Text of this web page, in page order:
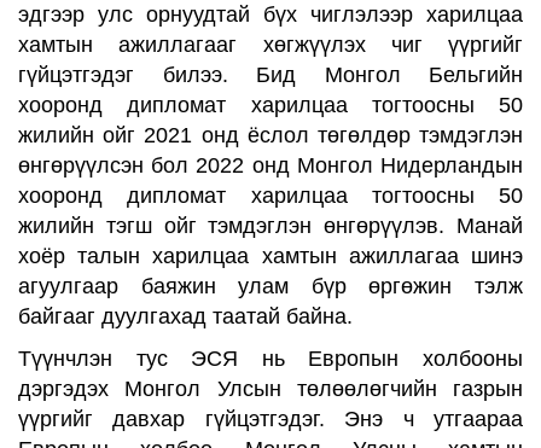
эдгээр улс орнуудтай бүх чиглэлээр харилцаа
хамтын ажиллагааг хөгжүүлэх чиг үүргийг
гүйцэтгэдэг билээ. Бид Монгол Бельгийн
хооронд дипломат харилцаа тогтоосны 50
жилийн ойг 2021 онд ёслол төгөлдөр тэмдэглэн
өнгөрүүлсэн бол 2022 онд Монгол Нидерландын
хооронд дипломат харилцаа тогтоосны 50
жилийн тэгш ойг тэмдэглэн өнгөрүүлэв. Манай
хоёр талын харилцаа хамтын ажиллагаа шинэ
агуулгаар баяжин улам бүр өргөжин тэлж
байгааг дуулгахад таатай байна.
Түүнчлэн тус ЭСЯ нь Европын холбооны
дэргэдэх Монгол Улсын төлөөлөгчийн газрын
үүргийг давхар гүйцэтгэдэг. Энэ ч утгаараа